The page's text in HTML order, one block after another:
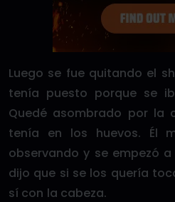
Luego se fue quitando el
tenía puesto porque se
Quedé asombrado por la
tenía en los huevos. Él
observando y se empezó
dijo que si se los quería
sí con la cabeza.